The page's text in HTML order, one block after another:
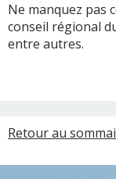
Ne manquez pas
conseil régional
entre autres.
Retour au